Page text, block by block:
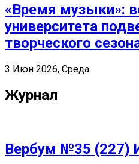
«Время музыки»:
университета
творческого
3 Июн 2026, Среда
Журнал
Вербум №35 (227)